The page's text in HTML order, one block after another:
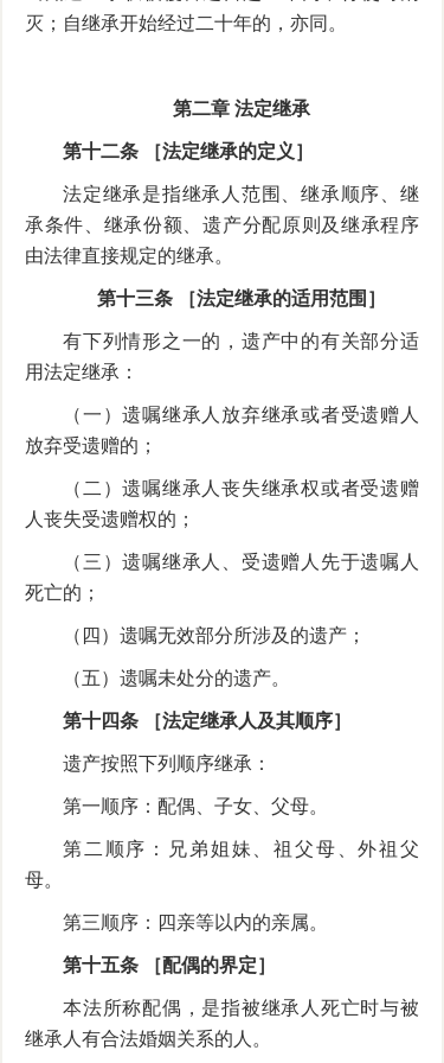
灭；自继承开始经过二十年的，亦同。
第二章 法定继承
第十二条 ［法定继承的定义］
法定继承是指继承人范围、继承顺序、继
承条件、继承份额、遗产分配原则及继承程序
由法律直接规定的继承。
第十三条 ［法定继承的适用范围］
有下列情形之一的，遗产中的有关部分适
用法定继承：
（一）遗嘱继承人放弃继承或者受遗赠人
放弃受遗赠的；
（二）遗嘱继承人丧失继承权或者受遗赠
人丧失受遗赠权的；
（三）遗嘱继承人、受遗赠人先于遗嘱人
死亡的；
（四）遗嘱无效部分所涉及的遗产；
（五）遗嘱未处分的遗产。
第十四条 ［法定继承人及其顺序］
遗产按照下列顺序继承：
第一顺序：配偶、子女、父母。
第二顺序：兄弟姐妹、祖父母、外祖父
母。
第三顺序：四亲等以内的亲属。
第十五条 ［配偶的界定］
本法所称配偶，是指被继承人死亡时与被
继承人有合法婚姻关系的人。